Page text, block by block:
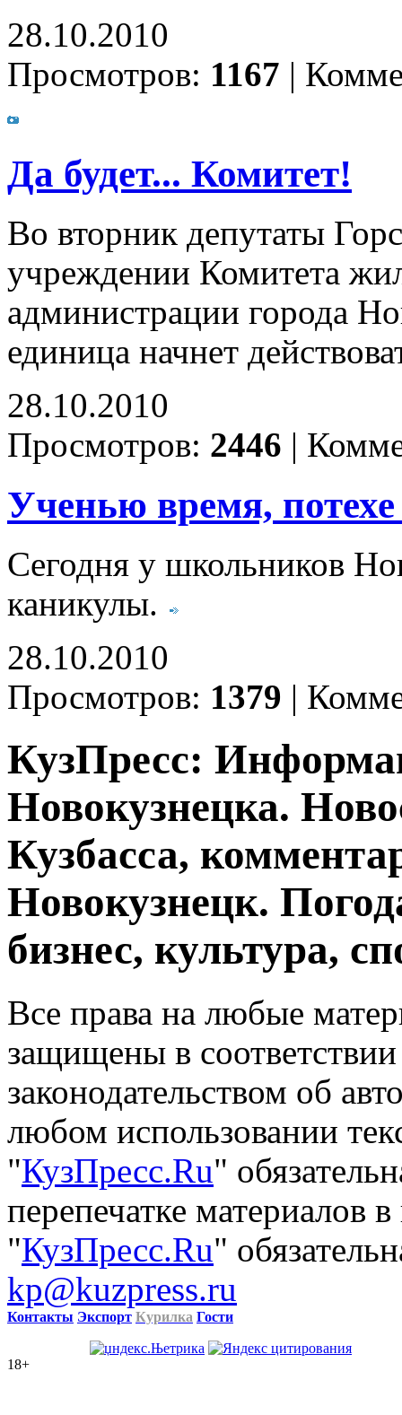
28.10.2010
Просмотров: 1167 |
Да будет... Комитет!
Во вторник депутаты
учреждении Комитета
администрации города
единица начнет
28.10.2010
Просмотров: 2446 |
Ученью время, потехе
Сегодня у школьников
каникулы.
28.10.2010
Просмотров: 1379 |
КузПресс:
Новокузнецка.
Кузбасса,
Новокузнецк.
бизнес, культура,
Все права на любые
защищены в
законодательством об
любом использовании
"КузПресс.Ru"
перепечатке материалов
"КузПресс.Ru"
kp@kuzpress.ru
Контакты Экспорт Курилка Гости
18+